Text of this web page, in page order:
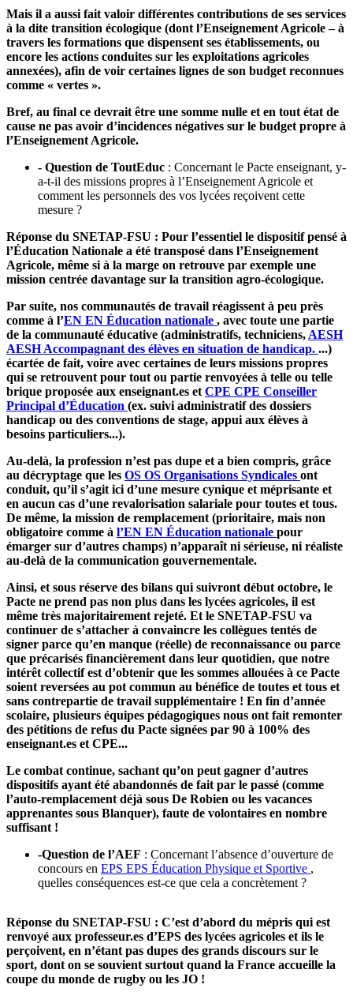
Mais il a aussi fait valoir différentes contributions de ses services
à la dite transition écologique (dont l’Enseignement Agricole – à
travers les formations que dispensent ses établissements, ou
encore les actions conduites sur les exploitations agricoles
annexées), afin de voir certaines lignes de son budget reconnues
comme « vertes ».
Bref, au final ce devrait être une somme nulle et en tout état de
cause ne pas avoir d’incidences négatives sur le budget propre à
l’Enseignement Agricole.
- Question de ToutEduc : Concernant le Pacte enseignant, y-
a-t-il des missions propres à l’Enseignement Agricole et
comment les personnels des vos lycées reçoivent cette
mesure ?
Réponse du SNETAP-FSU : Pour l’essentiel le dispositif pensé à
l’Éducation Nationale a été transposé dans l’Enseignement
Agricole, même si à la marge on retrouve par exemple une
mission centrée davantage sur la transition agro-écologique.
Par suite, nos communautés de travail réagissent à peu près
comme à l’EN EN Éducation nationale , avec toute une partie
de la communauté éducative (administratifs, techniciens, AESH
AESH Accompagnant des élèves en situation de handicap. ...)
écartée de fait, voire avec certaines de leurs missions propres
qui se retrouvent pour tout ou partie renvoyées à telle ou telle
brique proposée aux enseignant.es et CPE CPE Conseiller
Principal d’Éducation (ex. suivi administratif des dossiers
handicap ou des conventions de stage, appui aux élèves à
besoins particuliers...).
Au-delà, la profession n’est pas dupe et a bien compris, grâce
au décryptage que les OS OS Organisations Syndicales ont
conduit, qu’il s’agit ici d’une mesure cynique et méprisante et
en aucun cas d’une revalorisation salariale pour toutes et tous.
De même, la mission de remplacement (prioritaire, mais non
obligatoire comme à l’EN EN Éducation nationale pour
émarger sur d’autres champs) n’apparaît ni sérieuse, ni réaliste
au-delà de la communication gouvernementale.
Ainsi, et sous réserve des bilans qui suivront début octobre, le
Pacte ne prend pas non plus dans les lycées agricoles, il est
même très majoritairement rejeté. Et le SNETAP-FSU va
continuer de s’attacher à convaincre les collègues tentés de
signer parce qu’en manque (réelle) de reconnaissance ou parce
que précarisés financièrement dans leur quotidien, que notre
intérêt collectif est d’obtenir que les sommes allouées à ce Pacte
soient reversées au pot commun au bénéfice de toutes et tous et
sans contrepartie de travail supplémentaire ! En fin d’année
scolaire, plusieurs équipes pédagogiques nous ont fait remonter
des pétitions de refus du Pacte signées par 90 à 100% des
enseignant.es et CPE...
Le combat continue, sachant qu’on peut gagner d’autres
dispositifs ayant été abandonnés de fait par le passé (comme
l’auto-remplacement déjà sous De Robien ou les vacances
apprenantes sous Blanquer), faute de volontaires en nombre
suffisant !
-Question de l’AEF : Concernant l’absence d’ouverture de
concours en EPS EPS Éducation Physique et Sportive ,
quelles conséquences est-ce que cela a concrètement ?
Réponse du SNETAP-FSU : C’est d’abord du mépris qui est
renvoyé aux professeur.es d’EPS des lycées agricoles et ils le
perçoivent, en n’étant pas dupes des grands discours sur le
sport, dont on se souvient surtout quand la France accueille la
coupe du monde de rugby ou les JO !